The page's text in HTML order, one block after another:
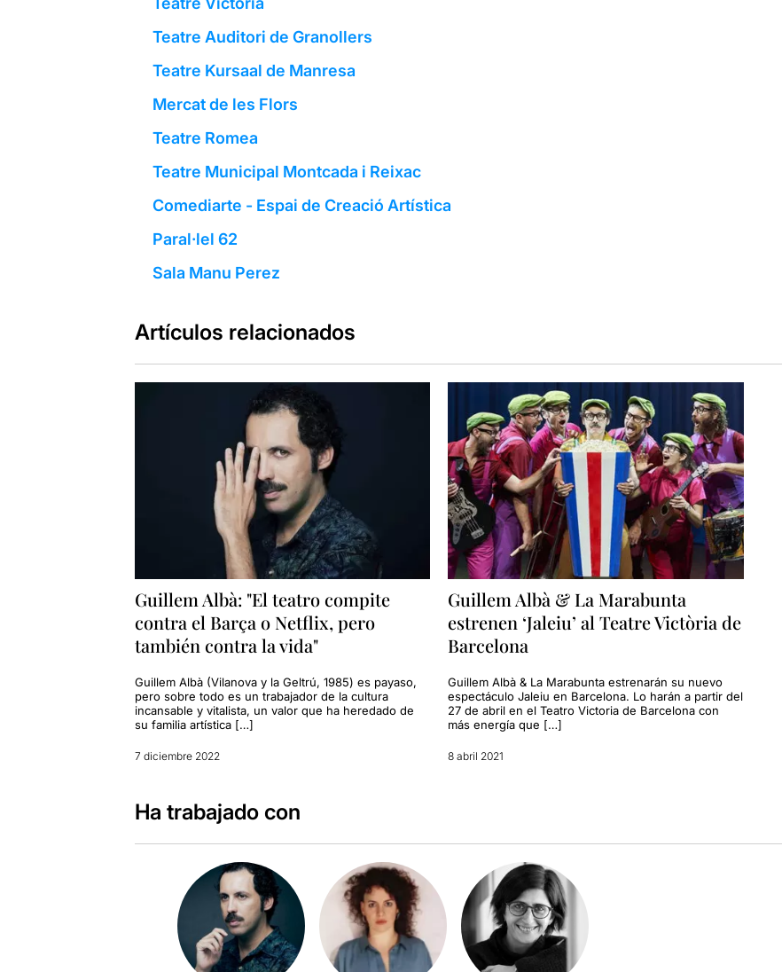
Teatre Auditori de Granollers
Teatre Kursaal de Manresa
Mercat de les Flors
Teatre Romea
Teatre Municipal Montcada i Reixac
Comediarte - Espai de Creació Artística
Paral·lel 62
Sala Manu Perez
Artículos relacionados
Guillem Albà: "El teatro compite
contra el Barça o Netflix, pero
también contra la vida"
Guillem Albà (Vilanova y la Geltrú, 1985) es payaso,
pero sobre todo es un trabajador de la cultura
incansable y vitalista, un valor que ha heredado de
su familia artística […]
7 diciembre 2022
Guillem Albà & La Marabunta
estrenen ‘Jaleiu’ al Teatre Victòria de
Barcelona
Guillem Albà & La Marabunta estrenarán su nuevo
espectáculo Jaleiu en Barcelona. Lo harán a partir del
27 de abril en el Teatro Victoria de Barcelona con
más energía que […]
8 abril 2021
Ha trabajado con